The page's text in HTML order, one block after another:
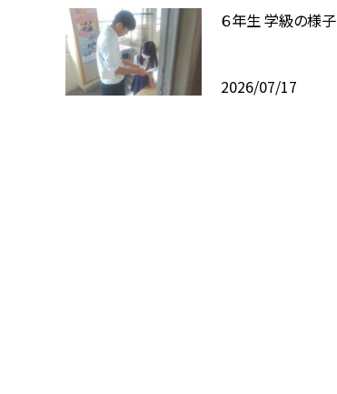
６年生 学級の様子
2026/07/17